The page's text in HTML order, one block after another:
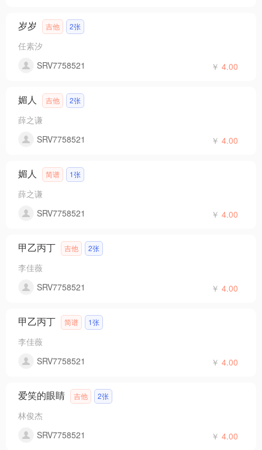
岁岁 吉他 2张
任素汐
SRV7758521
￥ 4.00
媚人 吉他 2张
薛之谦
SRV7758521
￥ 4.00
媚人 简谱 1张
薛之谦
SRV7758521
￥ 4.00
甲乙丙丁 吉他 2张
李佳薇
SRV7758521
￥ 4.00
甲乙丙丁 简谱 1张
李佳薇
SRV7758521
￥ 4.00
爱笑的眼睛 吉他 2张
林俊杰
SRV7758521
￥ 4.00